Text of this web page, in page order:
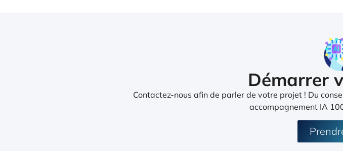
Démarrer
Contactez-nous afin de parler de votre projet ! Du
accompagnement IA